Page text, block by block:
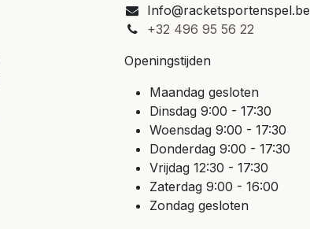
Info@racketsportenspel.be
+32 496 95 56 22
Openingstijden
Maandag gesloten
Dinsdag 9:00 - 17:30
Woensdag 9:00 - 17:30
Donderdag 9:00 - 17:30
Vrijdag 12:30 - 17:30
Zaterdag 9:00 - 16:00
Zondag gesloten